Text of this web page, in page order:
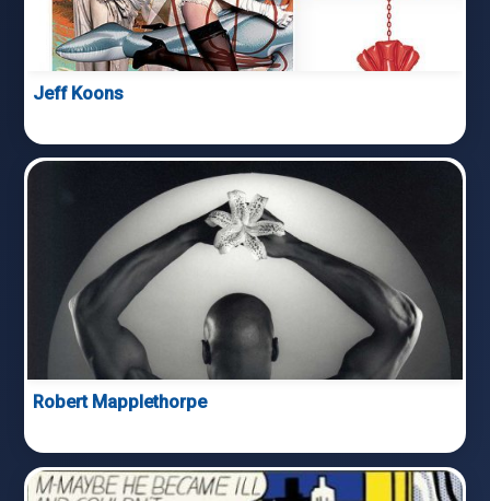
Jeff Koons
Robert Mapplethorpe